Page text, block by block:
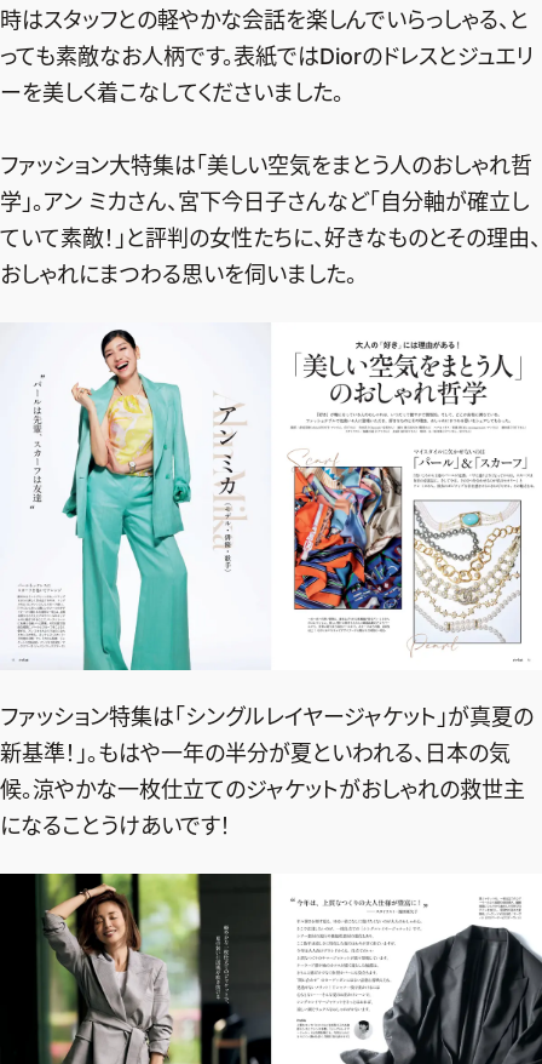
SHOPPING
エクラプレミアム通販
エクラ掲載品
エクラ限定アイテム
イーバイエクラ
FOLLOW US
ファッション、ライフスタイル、
そしてエクラの美意識を、SNSで発信しています。
JOIN US
編集部から届くメールマガジン、
特典が満載！
新規会員登録はこちら
時はスタッフとの軽やかな会話を楽しんでいらっしゃる、と
っても素敵なお人柄です。表紙ではDiorのドレスとジュエリ
ーを美しく着こなしてくださいました。
ファッション大特集は「美しい空気をまとう人のおしゃれ哲
学」。アン ミカさん、宮下今日子さんなど「自分軸が確立し
ていて素敵！」と評判の女性たちに、好きなものとその理由、
おしゃれにまつわる思いを伺いました。
ファッション特集は「シングルレイヤージャケット」が真夏の
新基準！」。もはや一年の半分が夏といわれる、日本の気
候。涼やかな一枚仕立てのジャケットがおしゃれの救世主
になることうけあいです！